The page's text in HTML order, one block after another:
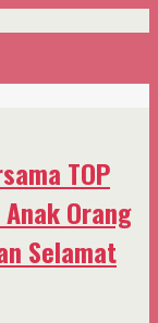
TOP
Orang
Selamat